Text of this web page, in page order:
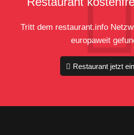
Tritt dem restaurant.info
europaweit
Restaurant jetzt